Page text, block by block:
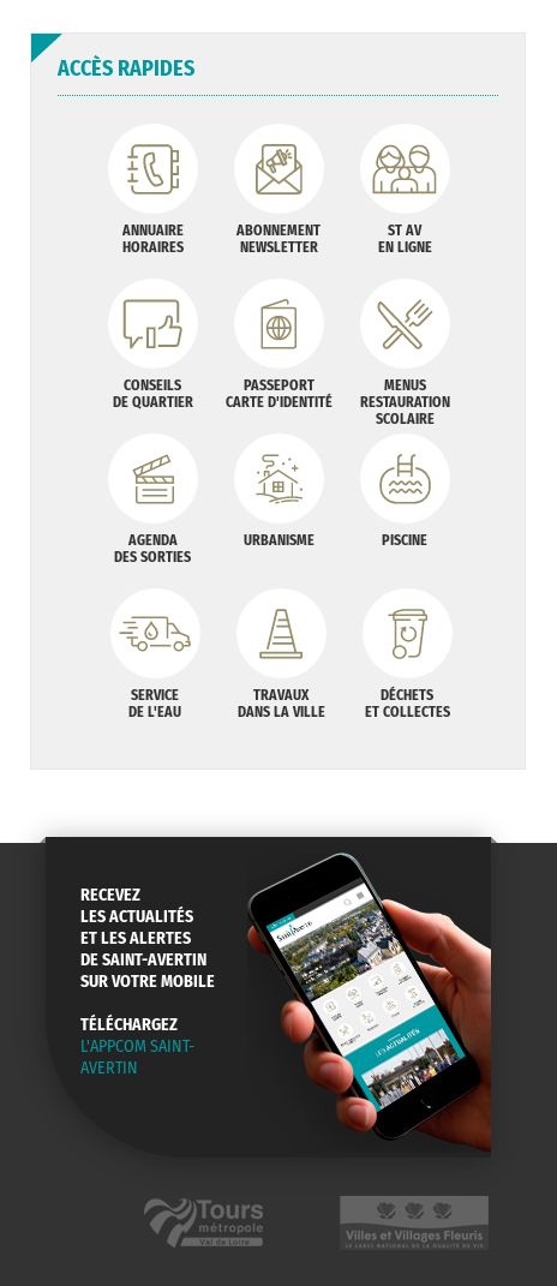
ACCÈS RAPIDES
ANNUAIRE
HORAIRES
ABONNEMENT
NEWSLETTER
ST AV
EN LIGNE
CONSEILS
DE QUARTIER
PASSEPORT
CARTE D'IDENTITÉ
MENUS
RESTAURATION
SCOLAIRE
AGENDA
DES SORTIES
URBANISME PISCINE
SERVICE
DE L'EAU
TRAVAUX
DANS LA VILLE
DÉCHETS
ET COLLECTES
RECEVEZ
LES ACTUALITÉS
ET LES ALERTES
DE SAINT-AVERTIN
SUR VOTRE MOBILE
TÉLÉCHARGEZ
L'APPCOM SAINT-
AVERTIN